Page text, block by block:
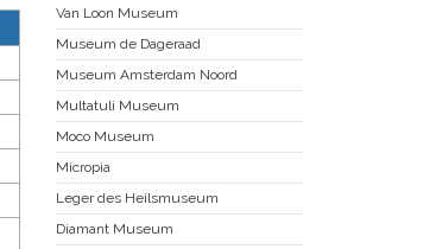
Van Loon Museum
Museum de Dageraad
Museum Amsterdam Noord
Multatuli Museum
Moco Museum
Micropia
Leger des Heilsmuseum
Diamant Museum